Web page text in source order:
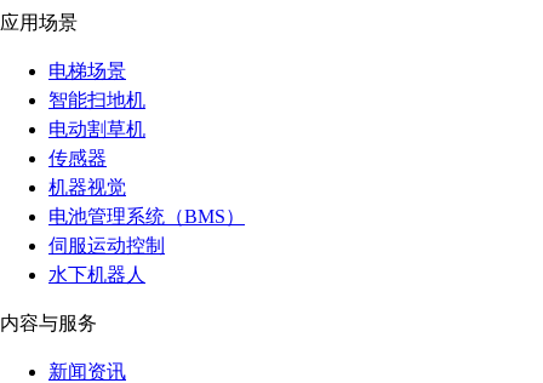
应用场景
电梯场景
智能扫地机
电动割草机
传感器
机器视觉
电池管理系统（BMS）
伺服运动控制
水下机器人
内容与服务
新闻资讯